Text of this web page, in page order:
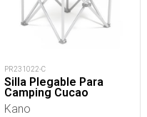
PR231022-C
Silla Plegable Para
Camping Cucao
Kano